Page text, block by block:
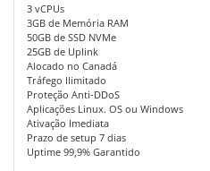
3 vCPUs
3GB de Memória RAM
50GB de SSD NVMe
25GB de Uplink
Alocado no Canadá
Tráfego Ilimitado
Proteção Anti-DDoS
Aplicações Linux. OS ou Windows
Ativação Imediata
Prazo de setup 7 dias
Uptime 99,9% Garantido